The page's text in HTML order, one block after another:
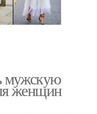
мужскую
женщин